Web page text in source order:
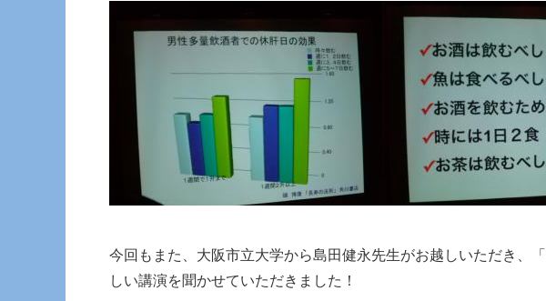
今回もまた、大阪市立大学から島田健永先生がお越しいただき、「
しい講演を聞かせていただきました！